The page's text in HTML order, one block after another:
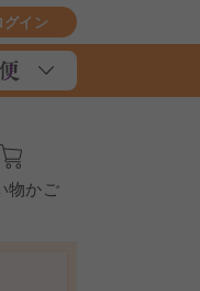
グイン
物かご